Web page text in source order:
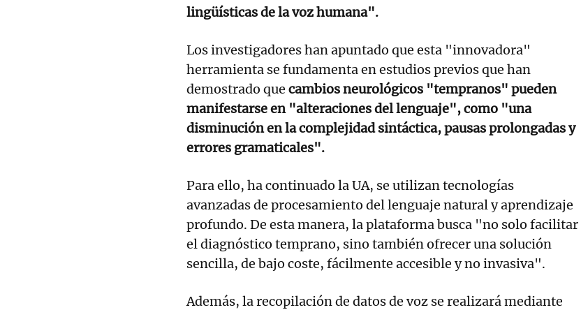
lingüísticas de la voz humana".
Los investigadores han apuntado que esta "innovadora"
herramienta se fundamenta en estudios previos que han
demostrado que cambios neurológicos "tempranos" pueden
manifestarse en "alteraciones del lenguaje", como "una
disminución en la complejidad sintáctica, pausas prolongadas y
errores gramaticales".
Para ello, ha continuado la UA, se utilizan tecnologías
avanzadas de procesamiento del lenguaje natural y aprendizaje
profundo. De esta manera, la plataforma busca "no solo facilitar
el diagnóstico temprano, sino también ofrecer una solución
sencilla, de bajo coste, fácilmente accesible y no invasiva".
Además, la recopilación de datos de voz se realizará mediante